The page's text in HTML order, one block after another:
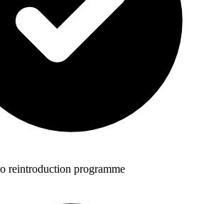
reintroduction programme